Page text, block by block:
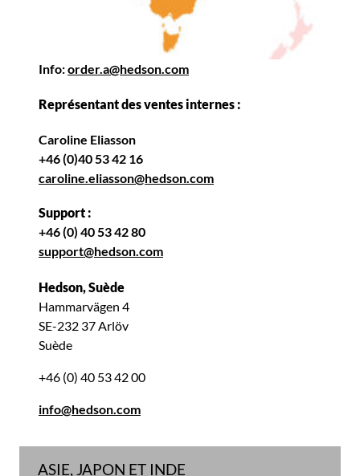
Info:order.a@hedson.com
Représentant des ventes internes :
Caroline Eliasson
+46 (0)40 53 42 16
caroline.eliasson@hedson.com
Support :
+46 (0) 40 53 42 80
support@hedson.com
Hedson, Suède
Hammarvägen 4
SE-232 37 Arlöv
Suède
+46 (0) 40 53 42 00
info@hedson.com
ASIE, JAPON ET INDE